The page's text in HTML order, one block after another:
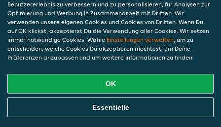
38,00 CHF
inkl. Pfand (0,00 CHF)
Schweinssteak 200gr serviert mit
Schweinssteak 200gr serviert mit Pommes
30,50 CHF
Online Essen Bestellen
Benutzererlebnis zu verbessern und zu personalisieren, für Analysen zur
Optimierung und Werbung in Zusammenarbeit mit Dritten. Wir
verwenden unsere eigenen Cookies und Cookies von Dritten. Wenn Du
auf OK klickst, akzeptierst Du die Verwendung aller Cookies. Wir setzen
immer notwendige Cookies. Wähle Einstellungen verwalten, um zu
entscheiden, welche Cookies Du akzeptieren möchtest, um Deine
Präferenzen anzupassen und um weitere Informationen zu finden.
OK
Essentielle